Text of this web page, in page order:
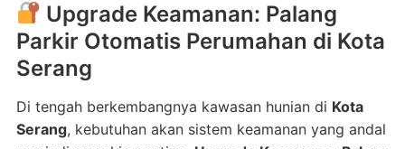
Upgrade Keamanan: Palang
Parkir Otomatis Perumahan di Kota
Serang
Di tengah berkembangnya kawasan hunian di Kota
Serang, kebutuhan akan sistem keamanan yang andal